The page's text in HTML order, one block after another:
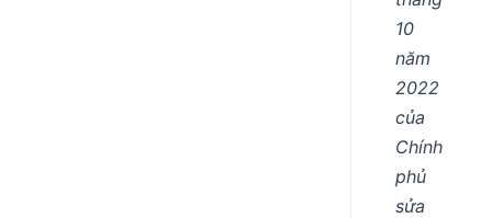
10
năm
2022
của
Chính
phủ
sửa